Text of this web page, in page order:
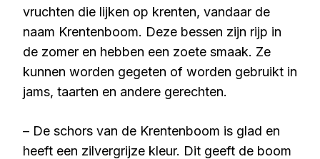
vruchten die lijken op krenten, vandaar de
naam Krentenboom. Deze bessen zijn rijp in
de zomer en hebben een zoete smaak. Ze
kunnen worden gegeten of worden gebruikt in
jams, taarten en andere gerechten.
– De schors van de Krentenboom is glad en
heeft een zilvergrijze kleur. Dit geeft de boom